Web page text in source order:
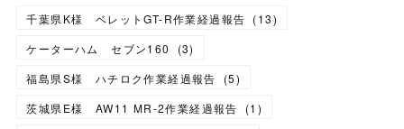
千葉県K様 ベレットGT-R作業経過報告 (13)
ケーターハム セブン160
(3)
福島県S様 ハチロク作業経過報告
(5)
茨城県E様 AW11 MR-2作業経過報告
(1 )